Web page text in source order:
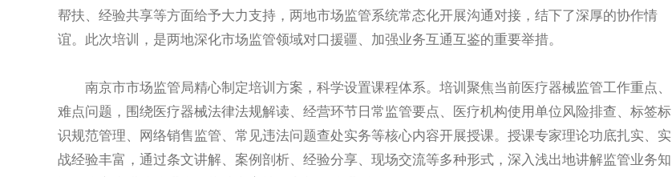
帮扶、经验共享等方面给予大力支持，两地市场监管系统常态化开展沟通对接，结下了深厚的协作情
谊。此次培训，是两地深化市场监管领域对口援疆、加强业务互通互鉴的重要举措。
南京市市场监管局精心制定培训方案，科学设置课程体系。培训聚焦当前医疗器械监管工作重点、
难点问题，围绕医疗器械法律法规解读、经营环节日常监管要点、医疗机构使用单位风险排查、标签标
识规范管理、网络销售监管、常见违法问题查处实务等核心内容开展授课。授课专家理论功底扎实、实
战经验丰富，通过条文讲解、案例剖析、经验分享、现场交流等多种形式，深入浅出地讲解监管业务知